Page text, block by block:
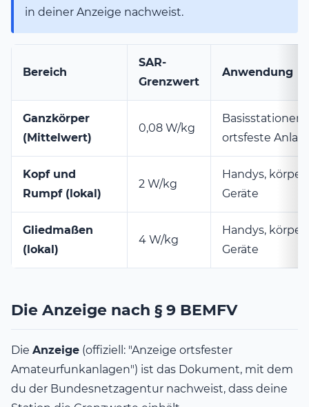
in deiner Anzeige nachweist.
Bereich
SAR-
Grenzwert
Anwendung
Ganzkörper
(Mittelwert)
0,08 W/kg
Basisstationen,
ortsfeste
Kopf und
Rumpf (lokal)
2 W/kg
Handys,
Geräte
Gliedmaßen
(lokal)
4 W/kg
Handys,
Geräte
Die Anzeige nach § 9 BEMFV
Die Anzeige (offiziell: "Anzeige ortsfester
Amateurfunkanlagen") ist das Dokument, mit dem
du der Bundesnetzagentur nachweist, dass deine